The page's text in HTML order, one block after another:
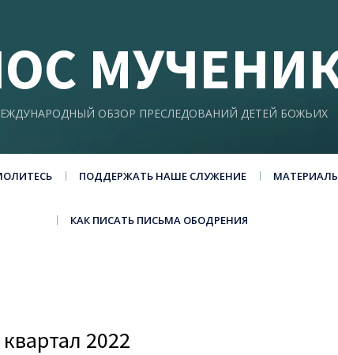
ОБЗОР ПРЕСЛЕДОВАНИЙ ДЕТЕЙ БОЖЬИХ
ПОДДЕРЖАТЬ НАШЕ СЛУЖЕНИЕ
КАК ПИСАТЬ ПИСЬМА ОБОДРЕНИЯ
2022